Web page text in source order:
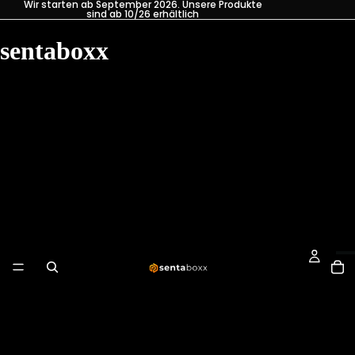
Wir starten ab September 2026. Unsere Produkte
sind ab 10/26 erhältlich
sentaboxx